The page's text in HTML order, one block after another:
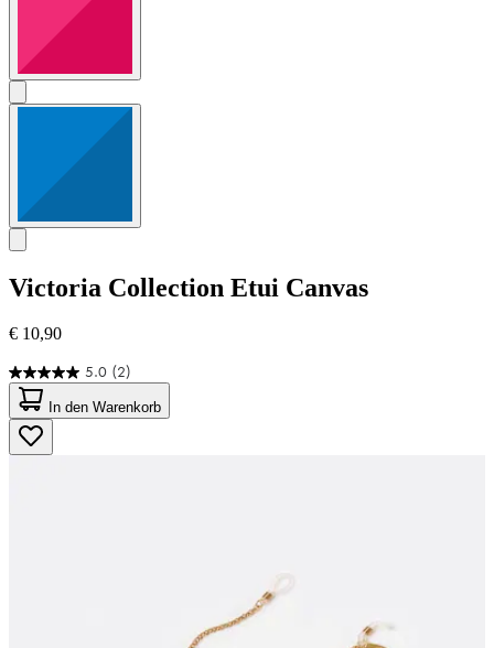
Victoria Collection Etui Canvas
€ 10,90
5.0 (2)
5.0
von
5
Sternen.
2
In den Warenkorb